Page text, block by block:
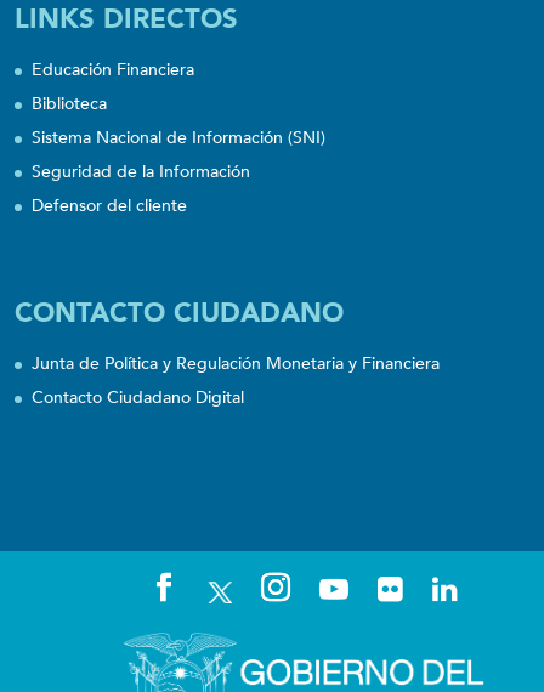
LINKS DIRECTOS
Educación Financiera
Biblioteca
Sistema Nacional de Información (SNI)
Seguridad de la Información
Defensor del cliente
CONTACTO CIUDADANO
Junta de Política y Regulación Monetaria y Financiera
Contacto Ciudadano Digital